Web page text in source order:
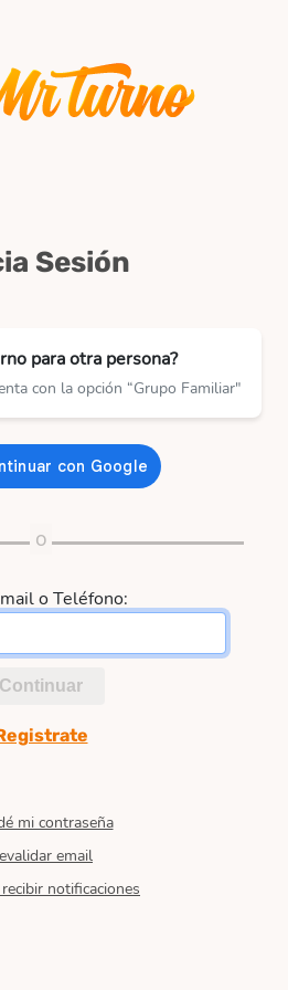
Sesión
para otra persona?
con la opción “Grupo Familiar"
o Teléfono:
Continuar
mi contraseña
email
notificaciones